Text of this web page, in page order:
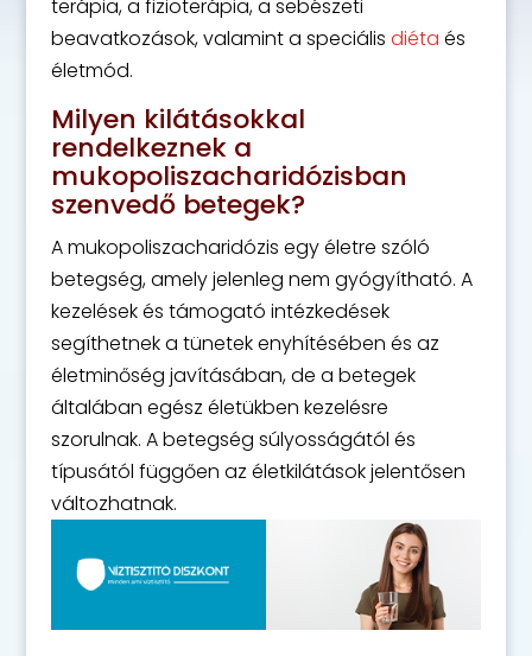
terápia, a fizioterápia, a sebészeti
beavatkozások, valamint a speciális diéta és
életmód.
Milyen kilátásokkal
rendelkeznek a
mukopoliszacharidózisban
szenvedő betegek?
A mukopoliszacharidózis egy életre szóló
betegség, amely jelenleg nem gyógyítható. A
kezelések és támogató intézkedések
segíthetnek a tünetek enyhítésében és az
életminőség javításában, de a betegek
általában egész életükben kezelésre
szorulnak. A betegség súlyosságától és
típusától függően az életkilátások jelentősen
változhatnak.